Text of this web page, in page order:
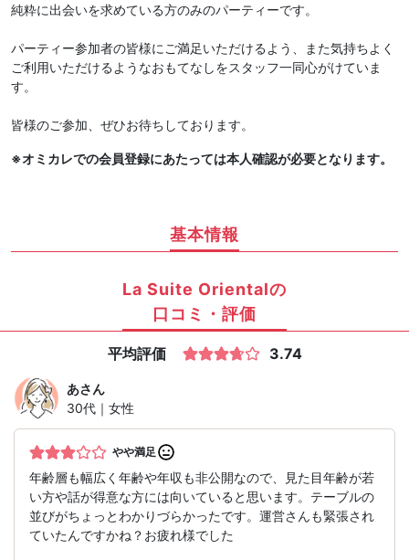
純粋に出会いを求めている方のみのパーティーです。
パーティー参加者の皆様にご満足いただけるよう、また気持ちよく
ご利用いただけるようなおもてなしをスタッフ一同心がけていま
す。
皆様のご参加、ぜひお待ちしております。
※オミカレでの会員登録にあたっては本人確認が必要となります。
基本情報
La Suite Orientalの
口コミ・評価
平均評価 3.74
あさん
30代｜女性
やや満足
年齢層も幅広く年齢や年収も非公開なので、見た目年齢が若
い方や話が得意な方には向いていると思います。テーブルの
並びがちょっとわかりづらかったです。運営さんも緊張され
ていたんですかね？お疲れ様でした